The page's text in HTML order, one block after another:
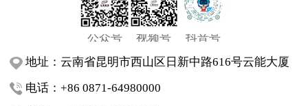
公众号 视频号
抖音号
地址：云南省昆明市西山区日新中路616号云能大厦
电话：+86 0871-64980000